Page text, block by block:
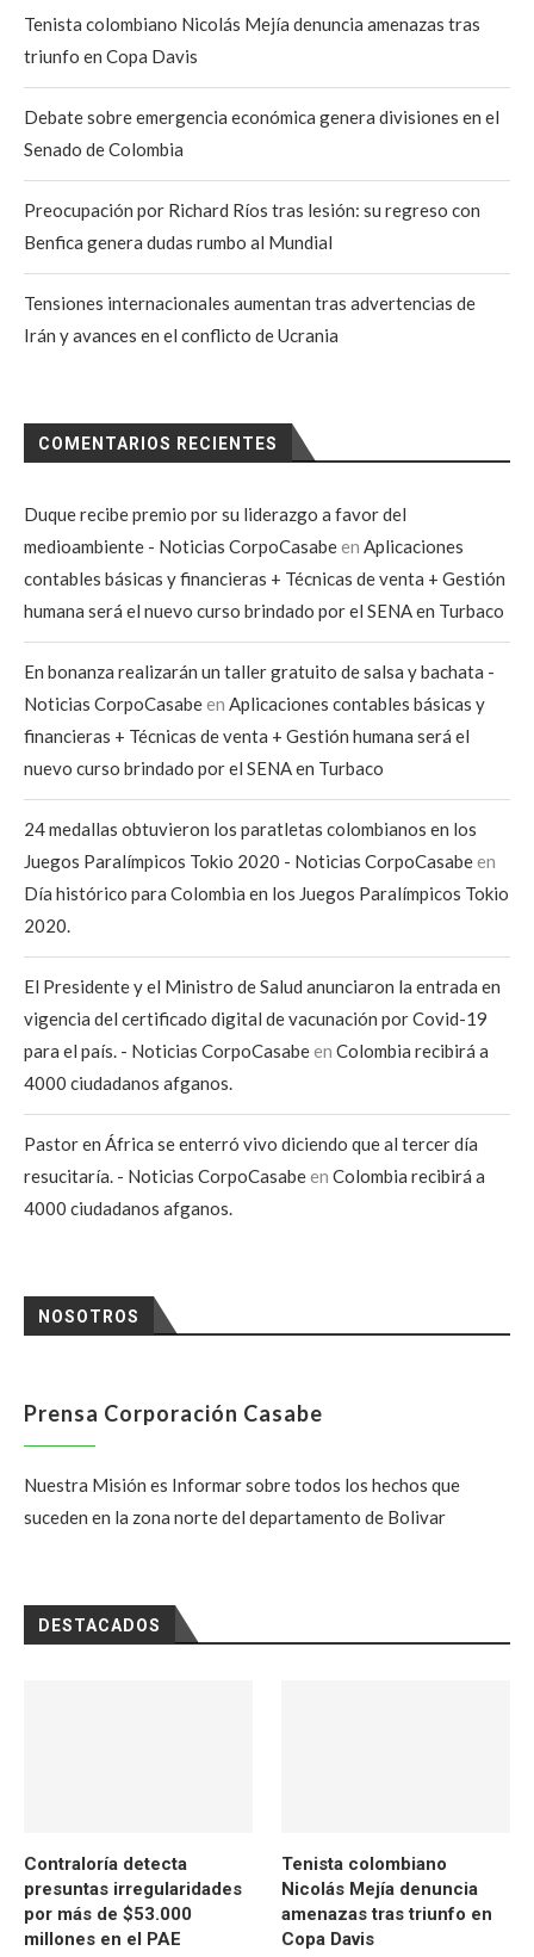
Tenista colombiano Nicolás Mejía denuncia amenazas tras
triunfo en Copa Davis
Debate sobre emergencia económica genera divisiones en el
Senado de Colombia
Preocupación por Richard Ríos tras lesión: su regreso con
Benfica genera dudas rumbo al Mundial
Tensiones internacionales aumentan tras advertencias de
Irán y avances en el conflicto de Ucrania
COMENTARIOS RECIENTES
Duque recibe premio por su liderazgo a favor del
medioambiente - Noticias CorpoCasabeen Aplicaciones
contables básicas y financieras + Técnicas de venta + Gestión
humana será el nuevo curso brindado por el SENA en Turbaco
En bonanza realizarán un taller gratuito de salsa y bachata -
Noticias CorpoCasabeen Aplicaciones contables básicas y
financieras + Técnicas de venta + Gestión humana será el
nuevo curso brindado por el SENA en Turbaco
24 medallas obtuvieron los paratletas colombianos en los
Juegos Paralímpicos Tokio 2020 - Noticias CorpoCasabeen
Día histórico para Colombia en los Juegos Paralímpicos Tokio
2020.
El Presidente y el Ministro de Salud anunciaron la entrada en
vigencia del certificado digital de vacunación por Covid-19
para el país. - Noticias CorpoCasabeen Colombia recibirá a
4000 ciudadanos afganos.
Pastor en África se enterró vivo diciendo que al tercer día
resucitaría. - Noticias CorpoCasabeen Colombia recibirá a
4000 ciudadanos afganos.
NOSOTROS
Prensa Corporación Casabe
Nuestra Misión es Informar sobre todos los hechos que
suceden en la zona norte del departamento de Bolivar
DESTACADOS
Contraloría detecta
presuntas irregularidades
por más de $53.000
millones en el PAE
Tenista colombiano
Nicolás Mejía denuncia
amenazas tras triunfo en
Copa Davis